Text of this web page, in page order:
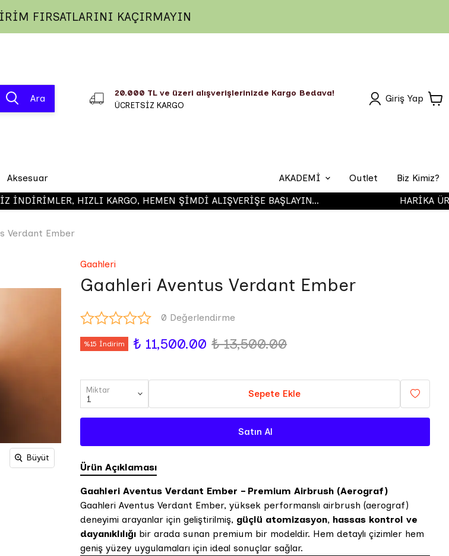
FIRSATLARINI KAÇIRMAYIN
Ara
20.000 TL ve üzeri alışverişlerinizde Kargo Bedava!
ÜCRETSİZ KARGO
Giriş Yap
Gaahleri Airbrush
Aksesuar AKADEMİ Outlet Biz Kimiz?
HIZLI KARGO, HEMEN ŞİMDİ ALIŞVERİŞE BAŞLAYIN... HARİKA
Verdant Ember
Büyüt
Gaahleri
Gaahleri Aventus Verdant Ember
0 Değerlendirme
%15 İndirim ₺ 11,500.00 ₺ 13,500.00
Miktar Sepete Ekle
Satın Al
Ürün Açıklaması
Gaahleri Aventus Verdant Ember – Premium Airbrush (Aerograf)
Gaahleri Aventus Verdant Ember, yüksek performanslı airbrush (aerograf)
deneyimi arayanlar için geliştirilmiş, güçlü atomizasyon, hassas kontrol ve
dayanıklılığı bir arada sunan premium bir modeldir. Hem detaylı çizimler hem
geniş yüzey uygulamaları için ideal sonuçlar sağlar.